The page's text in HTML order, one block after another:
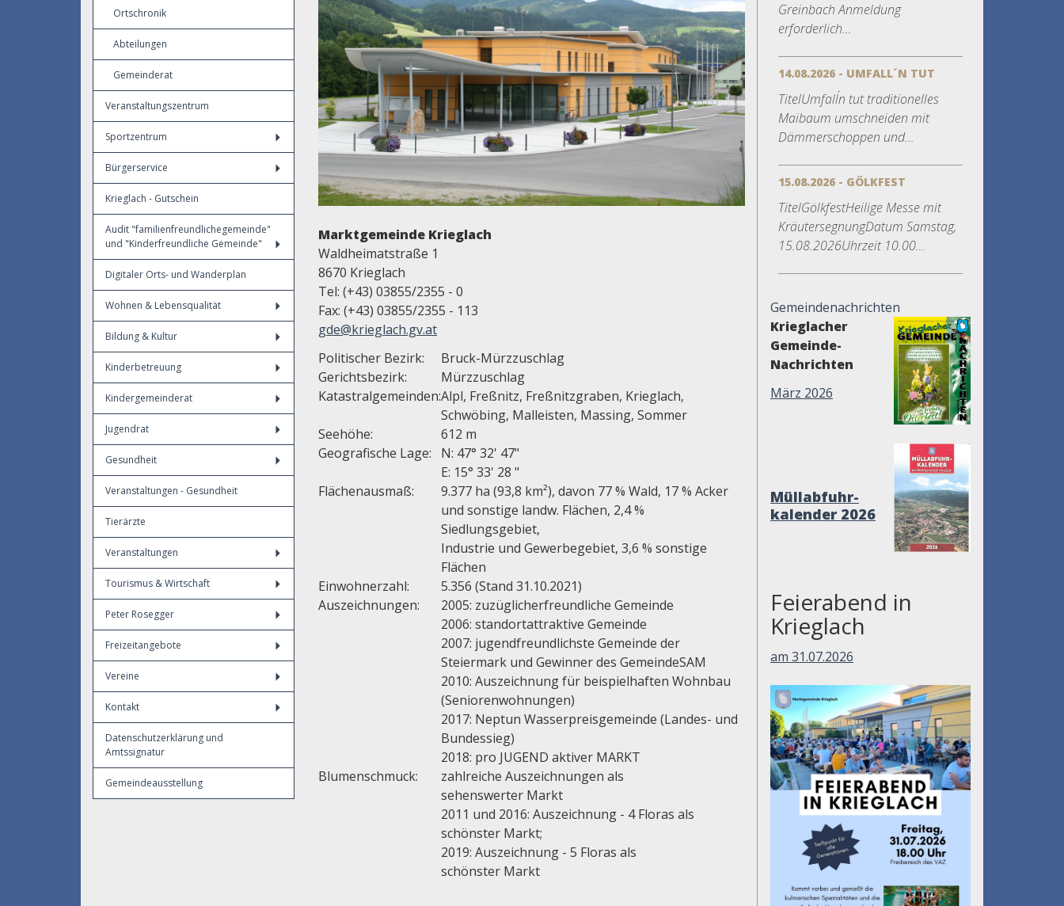
Ortschronik
Abteilungen
Gemeinderat
Veranstaltungszentrum
Sportzentrum
Bürgerservice
Krieglach - Gutschein
Audit "familienfreundlichegemeinde"
und "Kinderfreundliche Gemeinde"
Digitaler Orts- und Wanderplan
Wohnen & Lebensqualität
Bildung & Kultur
Kinderbetreuung
Kindergemeinderat
Jugendrat
Gesundheit
Veranstaltungen - Gesundheit
Tierärzte
Veranstaltungen
Tourismus & Wirtschaft
Peter Rosegger
Freizeitangebote
Vereine
Kontakt
Datenschutzerklärung und
Amtssignatur
Gemeindeausstellung
Marktgemeinde Krieglach
Waldheimatstraße 1
8670 Krieglach
Tel: (+43) 03855/2355 - 0
Fax: (+43) 03855/2355 - 113
gde@krieglach.gv.at
Politischer Bezirk:
Bruck-Mürzzuschlag
Gerichtsbezirk:
Mürzzuschlag
Katastralgemeinden:Alpl, Freßnitz, Freßnitzgraben, Krieglach,
Schwöbing, Malleisten, Massing, Sommer
Seehöhe:
612 m
Geografische Lage:
N: 47° 32' 47"
E: 15° 33' 28 "
Flächenausmaß:
9.377 ha (93,8 km²), davon 77 % Wald, 17 % Acker
und sonstige landw. Flächen, 2,4 %
Siedlungsgebiet,
Industrie und Gewerbegebiet, 3,6 % sonstige
Flächen
Einwohnerzahl:
5.356 (Stand 31.10.2021)
Auszeichnungen:
2005: zuzüglicherfreundliche Gemeinde
2006: standortattraktive Gemeinde
2007: jugendfreundlichste Gemeinde der
Steiermark und Gewinner des GemeindeSAM
2010: Auszeichnung für beispielhaften Wohnbau
(Seniorenwohnungen)
2017: Neptun Wasserpreisgemeinde (Landes- und
Bundessieg)
2018: pro JUGEND aktiver MARKT
Blumenschmuck:
zahlreiche Auszeichnungen als
sehenswerter Markt
2011 und 2016: Auszeichnung - 4 Floras als
schönster Markt;
2019: Auszeichnung - 5 Floras als
schönster Markt
Greinbach Anmeldung
erforderlich...
14.08.2026 - UMFALL´N TUT
TitelUmfall´n tut traditionelles
Maibaum umschneiden mit
Dämmerschoppen und...
15.08.2026 - GÖLKFEST
TitelGölkfestHeilige Messe mit
KräutersegnungDatum Samstag,
15.08.2026Uhrzeit 10.00...
Gemeindenachrichten
Krieglacher
Gemeinde-
Nachrichten
März 2026
Müllabfuhr-
kalender 2026
Feierabend in
Krieglach
am 31.07.2026